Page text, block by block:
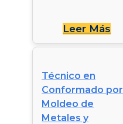
Leer Más
Técnico en
Conformado por
Moldeo de
Metales y